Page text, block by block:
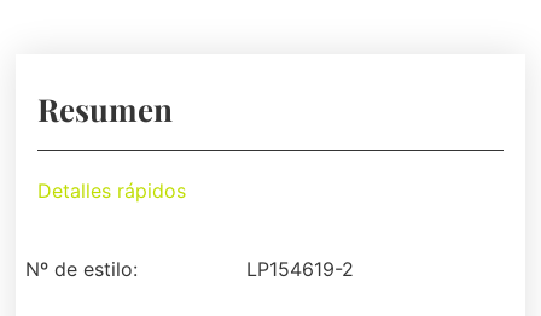
Resumen
Detalles rápidos
Nº de estilo: LP154619-2